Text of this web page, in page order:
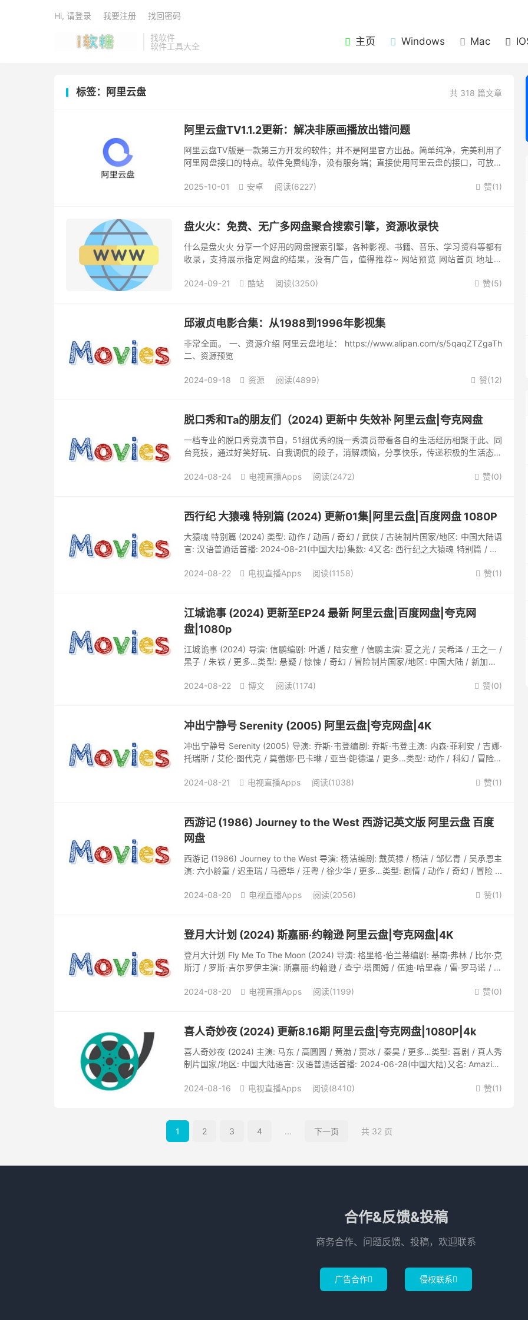
找软件
软件工具大全
主页 Windows Mac
Hi, 请登录 我要注册 找回密码
共 318 篇文章
标签：阿里云盘
阿里云盘TV1.1.2更新：解决非原画播放出错问题
阿里云盘TV版是一款第三方开发的软件；并不是阿里官方出品。简单纯净，完美利用了
阿里网盘接口的特点。软件免费纯净，没有服务端；直接使用阿里云盘的接口，可放心
TV...
 赞(1)
2025-10-01  安卓 阅读(6227)
盘火火：免费、无广多网盘聚合搜索引擎，资源收录快
什么是盘火火 分享一个好用的网盘搜索引擎，各种影视、书籍、音乐、学习资料等都有
收录，支持展示指定网盘的结果，没有广告，值得推荐~ 网站预览 网站首页 地址：
 赞(5)
2024-09-21  酷站 阅读(3250)
邱淑贞电影合集：从1988到1996年影视集
非常全面。 一、资源介绍 阿里云盘地址： https://www.alipan.com/s/5qaqZTZgaTh
二、资源预览
 赞(12)
2024-09-18  资源 阅读(4899)
脱口秀和Ta的朋友们（2024) 更新中 失效补 阿里云盘|夸克网盘
一档专业的脱口秀竞演节自，51组优秀的脱一秀演员带看各自的生活经历相聚于此、同
台竞技，通过好笑好玩、自我调侃的段子，消解烦恼，分享快乐，传递积极的生活态度
 赞(0)
2024-08-24  电视直播Apps 阅读(2472)
西行纪 大猿魂 特别篇 (2024) 更新01集|阿里云盘|百度网盘 1080P
大猿魂 特别篇 (2024) 类型: 动作 / 动画 / 奇幻 / 武侠 / 古装制片国家/地区: 中国大陆语
言: 汉语普通话首播: 2024-08-21(中国大陆)集数: 4又名: 西行纪之大猿魂 特别篇 / Wu
 赞(1)
2024-08-22  电视直播Apps 阅读(1158)
江城诡事 (2024) 更新至EP24 最新 阿里云盘|百度网盘|夸克网
盘|1080p
江城诡事 (2024) 导演: 信鹏编剧: 叶遁 / 陆安童 / 信鹏主演: 夏之光 / 吴希泽 / 王之一 /
黑子 / 朱铁 / 更多…类型: 悬疑 / 惊悚 / 奇幻 / 冒险制片国家/地区: 中国大陆 / 新加坡 /
 赞(0)
2024-08-22  博文 阅读(1174)
冲出宁静号 Serenity (2005) 阿里云盘|夸克网盘|4K
冲出宁静号 Serenity (2005) 导演: 乔斯·韦登编剧: 乔斯·韦登主演: 内森·菲利安 / 吉娜·
托瑞斯 / 艾伦·图代克 / 莫蕾娜·巴卡琳 / 亚当·鲍德温 / 更多…类型: 动作 / 科幻 / 冒险制
 赞(1)
2024-08-21  电视直播Apps 阅读(1038)
西游记 (1986) Journey to the West 西游记英文版 阿里云盘 百度
网盘
西游记 (1986) Journey to the West 导演: 杨洁编剧: 戴英禄 / 杨洁 / 邹忆青 / 吴承恩主
演: 六小龄童 / 迟重瑞 / 马德华 / 汪粤 / 徐少华 / 更多…类型: 剧情 / 动作 / 奇幻 / 冒险 ...
 赞(1)
2024-08-20  电视直播Apps 阅读(2056)
登月大计划 (2024) 斯嘉丽·约翰逊 阿里云盘|夸克网盘|4K
登月大计划 Fly Me To The Moon (2024) 导演: 格里格·伯兰蒂编剧: 基南·弗林 / 比尔·克
斯汀 / 罗斯·吉尔罗伊主演: 斯嘉丽·约翰逊 / 查宁·塔图姆 / 伍迪·哈里森 / 雷·罗马诺 / 吉
 赞(0)
2024-08-20  电视直播Apps 阅读(1199)
喜人奇妙夜 (2024) 更新8.16期 阿里云盘|夸克网盘|1080P|4k
喜人奇妙夜 (2024) 主演: 马东 / 高圆圆 / 黄渤 / 贾冰 / 秦昊 / 更多…类型: 喜剧 / 真人秀
制片国家/地区: 中国大陆语言: 汉语普通话首播: 2024-06-28(中国大陆)又名: Amazing
 赞(1)
2024-08-16  电视直播Apps 阅读(8410)
1 2 3 4 ... 下一页 共 32 页
合作&反馈&投稿
商务合作、问题反馈、投稿，欢迎联系
广告合作 侵权联系